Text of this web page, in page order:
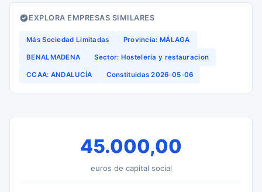
EXPLORA EMPRESAS SIMILARES
Más Sociedad Limitadas Provincia: MÁLAGA
BENALMADENA Sector: Hosteleria y restauracion
CCAA: ANDALUCÍA Constituidas 2026-05-06
45.000,00
euros de capital social